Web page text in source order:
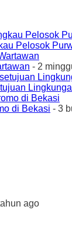
Pelosok
- 2
di Bekasi - 3
ago